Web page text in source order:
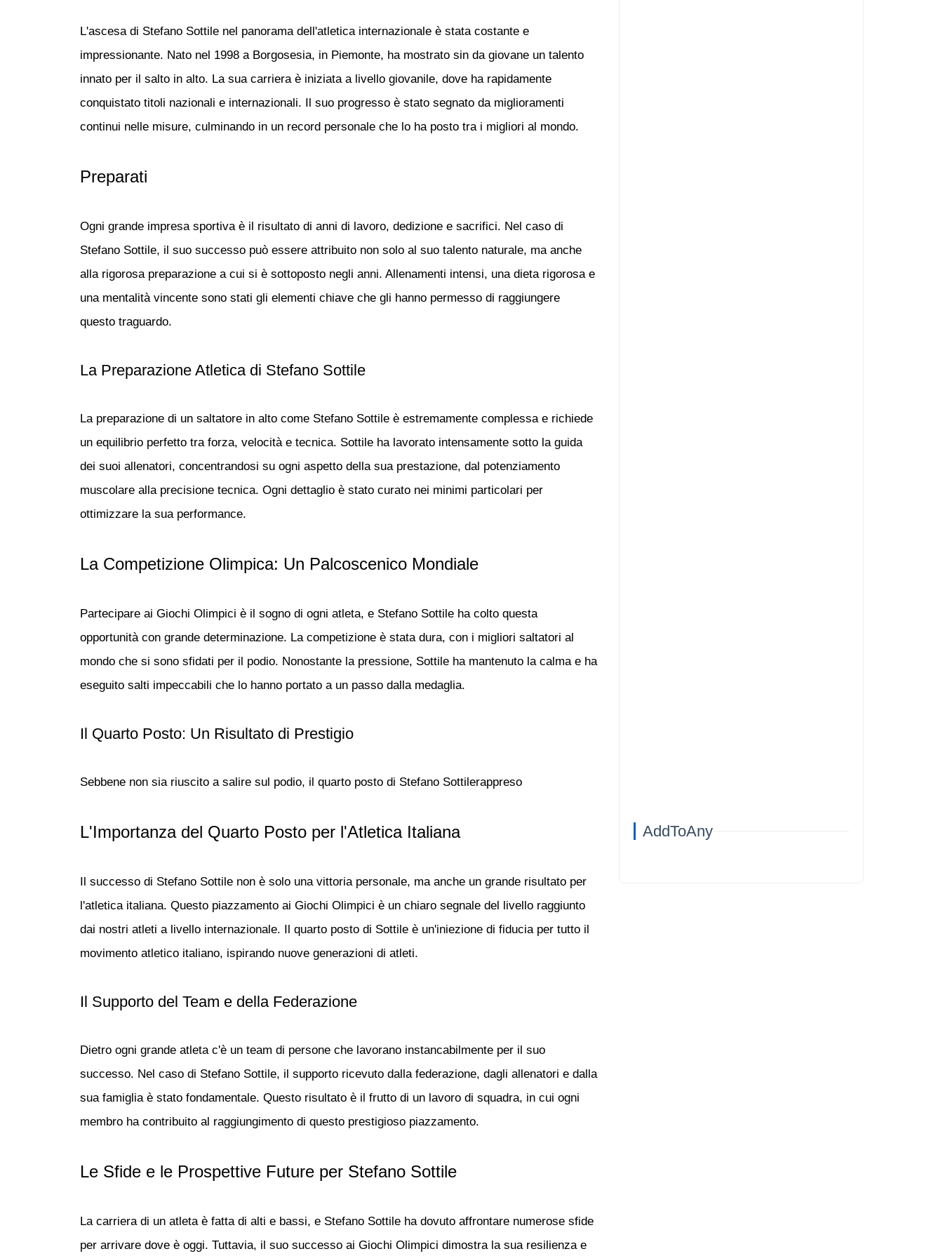
L'ascesa di Stefano Sottile nel panorama dell'atletica internazionale è stata costante e
impressionante. Nato nel 1998 a Borgosesia, in Piemonte, ha mostrato sin da giovane un talento
innato per il salto in alto. La sua carriera è iniziata a livello giovanile, dove ha rapidamente
conquistato titoli nazionali e internazionali. Il suo progresso è stato segnato da miglioramenti
continui nelle misure, culminando in un record personale che lo ha posto tra i migliori al mondo.
Preparati
Ogni grande impresa sportiva è il risultato di anni di lavoro, dedizione e sacrifici. Nel caso di
Stefano Sottile, il suo successo può essere attribuito non solo al suo talento naturale, ma anche
alla rigorosa preparazione a cui si è sottoposto negli anni. Allenamenti intensi, una dieta rigorosa e
una mentalità vincente sono stati gli elementi chiave che gli hanno permesso di raggiungere
questo traguardo.
La Preparazione Atletica di Stefano Sottile
La preparazione di un saltatore in alto come Stefano Sottileè estremamente complessa e richiede
un equilibrio perfetto tra forza, velocità e tecnica. Sottile ha lavorato intensamente sotto la guida
dei suoi allenatori, concentrandosi su ogni aspetto della sua prestazione, dal potenziamento
muscolare alla precisione tecnica. Ogni dettaglio è stato curato nei minimi particolari per
ottimizzare la sua performance.
La Competizione Olimpica: Un Palcoscenico Mondiale
Partecipare ai Giochi Olimpici è il sogno di ogni atleta, e Stefano Sottileha colto questa
opportunità con grande determinazione. La competizione è stata dura, con i migliori saltatori al
mondo che si sono sfidati per il podio. Nonostante la pressione, Sottile ha mantenuto la calma e ha
eseguito salti impeccabili che lo hanno portato a un passo dalla medaglia.
Il Quarto Posto: Un Risultato di Prestigio
Sebbene non sia riuscito a salire sul podio, il quarto posto di Stefano Sottilerappreso
L'Importanza del Quarto Posto per l'Atletica Italiana
Il successo di Stefano Sottilenon è solo una vittoria personale, ma anche un grande risultato per
l'atletica italiana. Questo piazzamento ai Giochi Olimpici è un chiaro segnale del livello raggiunto
dai nostri atleti a livello internazionale. Il quarto posto di Sottile è un'iniezione di fiducia per tutto il
movimento atletico italiano, ispirando nuove generazioni di atleti.
Il Supporto del Team e della Federazione
Dietro ogni grande atleta c'è un team di persone che lavorano instancabilmente per il suo
successo. Nel caso di Stefano Sottile, il supporto ricevuto dalla federazione, dagli allenatori e dalla
sua famiglia è stato fondamentale. Questo risultato è il frutto di un lavoro di squadra, in cui ogni
membro ha contribuito al raggiungimento di questo prestigioso piazzamento.
Le Sfide e le Prospettive Future per Stefano Sottile
La carriera di un atleta è fatta di alti e bassi, e Stefano Sottileha dovuto affrontare numerose sfide
per arrivare dove è oggi. Tuttavia, il suo successo ai Giochi Olimpici dimostra la sua resilienza e
AddToAny